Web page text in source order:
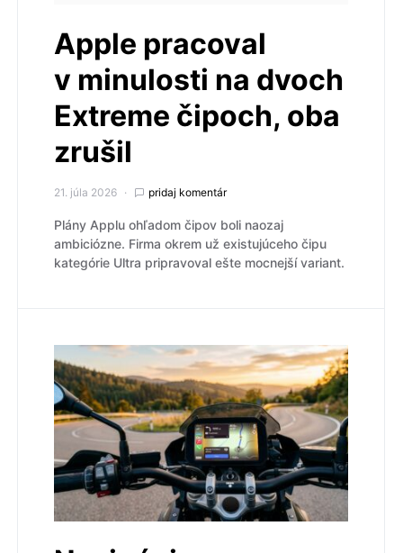
Apple pracoval
v minulosti na dvoch
Extreme čipoch, oba
zrušil
21. júla 2026 pridaj komentár
Plány Applu ohľadom čipov boli naozaj
ambiciózne. Firma okrem už existujúceho čipu
kategórie Ultra pripravoval ešte mocnejší variant.